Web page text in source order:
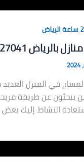
0560827041
في المنزل العديد
يبحثون عن طريقة
النشاط. إليك بعض